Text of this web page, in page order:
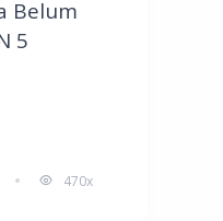
Belum
5
470x